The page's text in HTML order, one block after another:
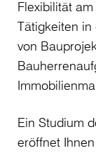
Flexibilität
Tätigkeiten
von
Ein Studium
eröffnet